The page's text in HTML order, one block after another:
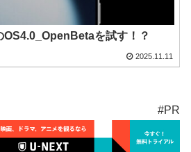
を試す！？
2025.11.11
#PR